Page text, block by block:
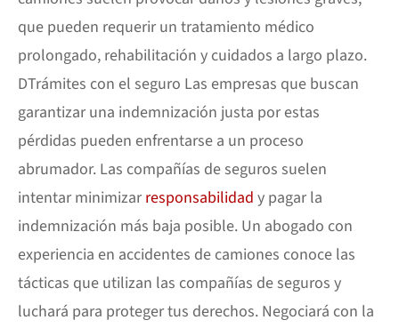
que pueden requerir un tratamiento médico
prolongado, rehabilitación y cuidados a largo plazo.
DTrámites con el seguro Las empresas que buscan
garantizar una indemnización justa por estas
pérdidas pueden enfrentarse a un proceso
abrumador. Las compañías de seguros suelen
intentar minimizarresponsabilidad y pagar la
indemnización más baja posible. Un abogado con
experiencia en accidentes de camiones conoce las
tácticas que utilizan las compañías de seguros y
luchará para proteger tus derechos. Negociará con la